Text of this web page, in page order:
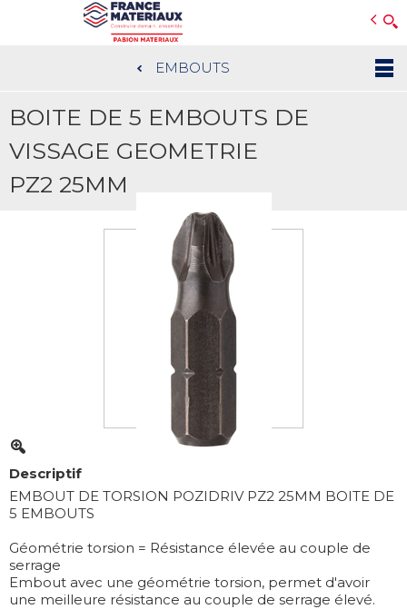
au
contenu
EMBOUTS
BOITE DE 5 EMBOUTS DE
VISSAGE GEOMETRIE
PZ2 25MM
Descriptif
EMBOUT DE TORSION POZIDRIV PZ2 25MM BOITE DE
5 EMBOUTS
Géométrie torsion = Résistance élevée au couple de
serrage
Embout avec une géométrie torsion, permet d'avoir
une meilleure résistance au couple de serrage élevé.